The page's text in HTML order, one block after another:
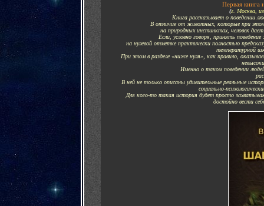
Первая книга
(г. Москва,
Книга рассказывает о поведении
В отличие от животных, которые при этом
на природных инстинктах, человек
Если, условно говоря, принять
на нулевой отметке практически полностью
температурной
При этом в разделе «ниже нуля», как правило,
Именно о таком поведении
В ней не только описаны удивительные реальные
социально-
Для кого-то такая история будет просто
достойно вести